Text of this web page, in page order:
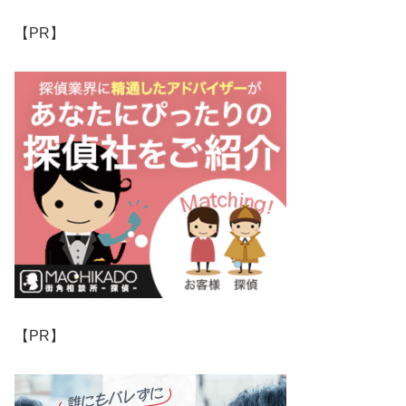
【PR】
【PR】